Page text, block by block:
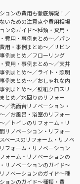
ョンの費用も徹底解説！
いための注意点や費用相場
ンのガイド〜種類・費用・
費用・事例まとめ〜
パン
用・事例まとめ〜
リビン
例まとめ
フローリング
費用・事例まとめ〜
天井
例まとめ〜
ライト・照明
例まとめ〜
おしゃれな内
例まとめ〜
壁紙クロスリ
とめ
水回りのリフォー
洗面台リノベーション・
お風呂・浴室のリフォー
トイレのリフォーム・リ
リノベーション・リフォー
ペースのリフォーム・リノベ
フォーム・リノベーション
ォーム・リノベーションの
リノベーションのガイド〜
ノベーションのガイド〜種
ョンのガイド〜種類・費